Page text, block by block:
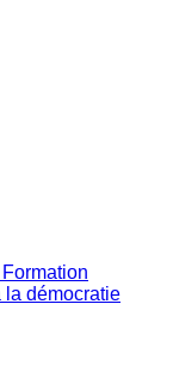
la démocratie